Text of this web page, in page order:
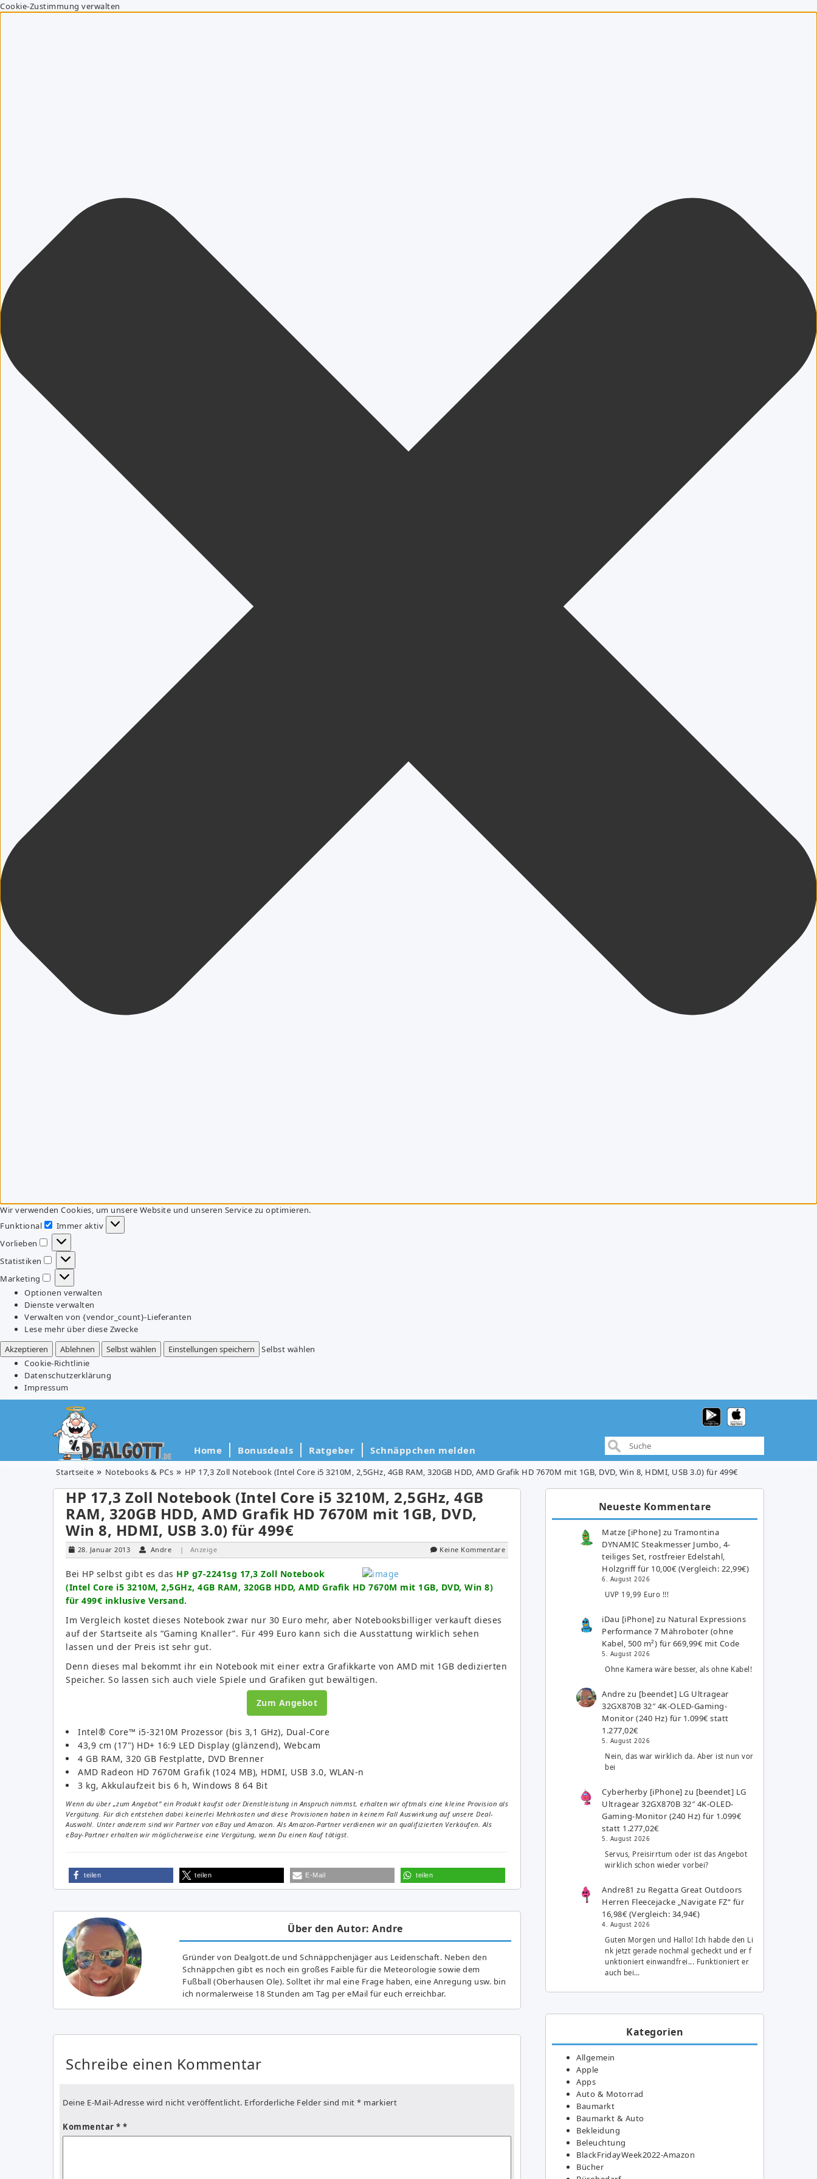
Cookie-Zustimmung verwalten
Wir verwenden Cookies, um unsere Website und unseren Service zu optimieren.
Funktional
Funktional
Immer aktiv
Vorlieben
Vorlieben
Statistiken
Statistiken
Marketing
Marketing
Optionen verwalten
Dienste verwalten
Verwalten von {vendor_count}-Lieferanten
Lese mehr über diese Zwecke
Akzeptieren
Ablehnen Selbst wählen Einstellungen speichern
Selbst wählen
Cookie-Richtlinie
Datenschutzerklärung
Impressum
Home Bonusdeals Ratgeber Schnäppchen melden
Startseite Notebooks & PCs HP 17,3 Zoll Notebook (Intel Core i5 3210M, 2,5GHz, 4GB RAM, 320GB HDD, AMD Grafik HD 7670M mit 1GB, DVD, Win 8, HDMI, USB 3.0) für 499€
HP 17,3 Zoll Notebook (Intel Core i5 3210M, 2,5GHz, 4GB
RAM, 320GB HDD, AMD Grafik HD 7670M mit 1GB, DVD,
Win 8, HDMI, USB 3.0) für 499€
28. Januar 2013 Andre | Anzeige Keine Kommentare
Bei HP selbst gibt es das HP g7-2241sg 17,3 Zoll Notebook
(Intel Core i5 3210M, 2,5GHz, 4GB RAM, 320GB HDD, AMD Grafik HD 7670M mit 1GB, DVD, Win 8)
für 499€ inklusive Versand.
Im Vergleich kostet dieses Notebook zwar nur 30 Euro mehr, aber Notebooksbilliger verkauft dieses
auf der Startseite als “Gaming Knaller”. Für 499 Euro kann sich die Ausstattung wirklich sehen
lassen und der Preis ist sehr gut.
Denn dieses mal bekommt ihr ein Notebook mit einer extra Grafikkarte von AMD mit 1GB dedizierten
Speicher. So lassen sich auch viele Spiele und Grafiken gut bewältigen.
Zum Angebot
Intel® Core™ i5-3210M Prozessor (bis 3,1 GHz), Dual-Core
43,9 cm (17") HD+ 16:9 LED Display (glänzend), Webcam
4 GB RAM, 320 GB Festplatte, DVD Brenner
AMD Radeon HD 7670M Grafik (1024 MB), HDMI, USB 3.0, WLAN-n
3 kg, Akkulaufzeit bis 6 h, Windows 8 64 Bit
Wenn du über „zum Angebot“ ein Produkt kaufst oder Dienstleistung in Anspruch nimmst, erhalten wir oftmals eine kleine Provision als
Vergütung. Für dich entstehen dabei keinerlei Mehrkosten und diese Provisionen haben in keinem Fall Auswirkung auf unsere Deal-
Auswahl. Unter anderem sind wir Partner von eBay und Amazon. Als Amazon-Partner verdienen wir an qualifizierten Verkäufen. Als
eBay-Partner erhalten wir möglicherweise eine Vergütung, wenn Du einen Kauf tätigst.
teilen teilen E-Mail teilen
Über den Autor: Andre
Gründer von Dealgott.de und Schnäppchenjäger aus Leidenschaft. Neben den
Schnäppchen gibt es noch ein großes Fai­ble für die Meteorologie sowie dem
Fußball (Oberhausen Ole). Solltet ihr mal eine Frage haben, eine Anregung usw. bin
ich normalerweise 18 Stunden am Tag per eMail für euch erreichbar.
Schreibe einen Kommentar
Deine E-Mail-Adresse wird nicht veröffentlicht. Erforderliche Felder sind mit * markiert
Kommentar *
Neueste Kommentare
Matze [iPhone] zuTramontina
DYNAMIC Steakmesser Jumbo, 4-
teiliges Set, rostfreier Edelstahl,
Holzgriff für 10,00€ (Vergleich: 22,99€)
6. August 2026
UVP 19,99 Euro !!!
iDau [iPhone] zu Natural Expressions
Performance 7 Mähroboter (ohne
Kabel, 500 m²) für 669,99€ mit Code
5. August 2026
Ohne Kamera wäre besser, als ohne Kabel!
Andre zu [beendet] LG Ultragear
32GX870B 32″ 4K-OLED-Gaming-
Monitor (240 Hz) für 1.099€ statt
1.277,02€
5. August 2026
Nein, das war wirklich da. Aber ist nun vor
bei
Cyberherby [iPhone] zu [beendet] LG
Ultragear 32GX870B 32″ 4K-OLED-
Gaming-Monitor (240 Hz) für 1.099€
statt 1.277,02€
5. August 2026
Servus, Preisirrtum oder ist das Angebot
wirklich schon wieder vorbei?
Andre81 zu Regatta Great Outdoors
Herren Fleecejacke „Navigate FZ“ für
16,98€ (Vergleich: 34,94€)
4. August 2026
Guten Morgen und Hallo! Ich habde den Li
nk jetzt gerade nochmal gecheckt und er f
unktioniert einwandfrei... Funktioniert er
auch bei…
Kategorien
Allgemein
Apple
Apps
Auto & Motorrad
Baumarkt
Baumarkt & Auto
Bekleidung
Beleuchtung
BlackFridayWeek2022-Amazon
Bücher